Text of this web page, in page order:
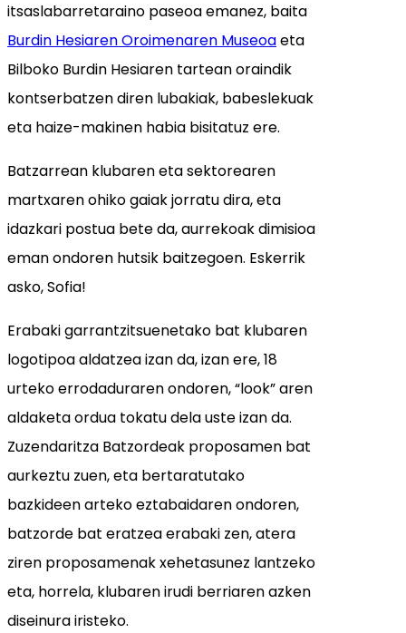
itsaslabarretaraino paseoa emanez, baita
Burdin HesiarenOroimenaren Museoaeta
Bilboko Burdin Hesiaren tartean oraindik
kontserbatzen diren lubakiak, babeslekuak
eta haize-makinen habia bisitatuz ere.
Batzarrean klubaren eta sektorearen
martxaren ohiko gaiak jorratu dira, eta
idazkari postua bete da, aurrekoak dimisioa
eman ondoren hutsik baitzegoen. Eskerrik
asko, Sofia!
Erabaki garrantzitsuenetako bat klubaren
logotipoa aldatzea izan da, izan ere, 18
urteko errodaduraren ondoren, “look” aren
aldaketa ordua tokatu dela uste izan da.
Zuzendaritza Batzordeak proposamen bat
aurkeztu zuen, eta bertaratutako
bazkideen arteko eztabaidaren ondoren,
batzorde bat eratzea erabaki zen, atera
ziren proposamenak xehetasunez lantzeko
eta, horrela, klubaren irudi berriaren azken
diseinura iristeko.